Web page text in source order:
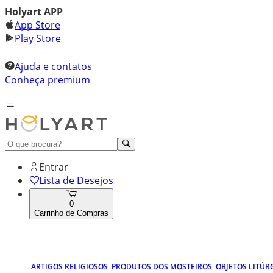
Holyart APP
App Store
Play Store
Ajuda e contatos
Conheça premium
Entrar
Lista de Desejos
0
Carrinho de Compras
ARTIGOS RELIGIOSOS PRODUTOS DOS MOSTEIROS OBJETOS